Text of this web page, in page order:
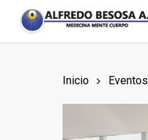
Inicio Eventos